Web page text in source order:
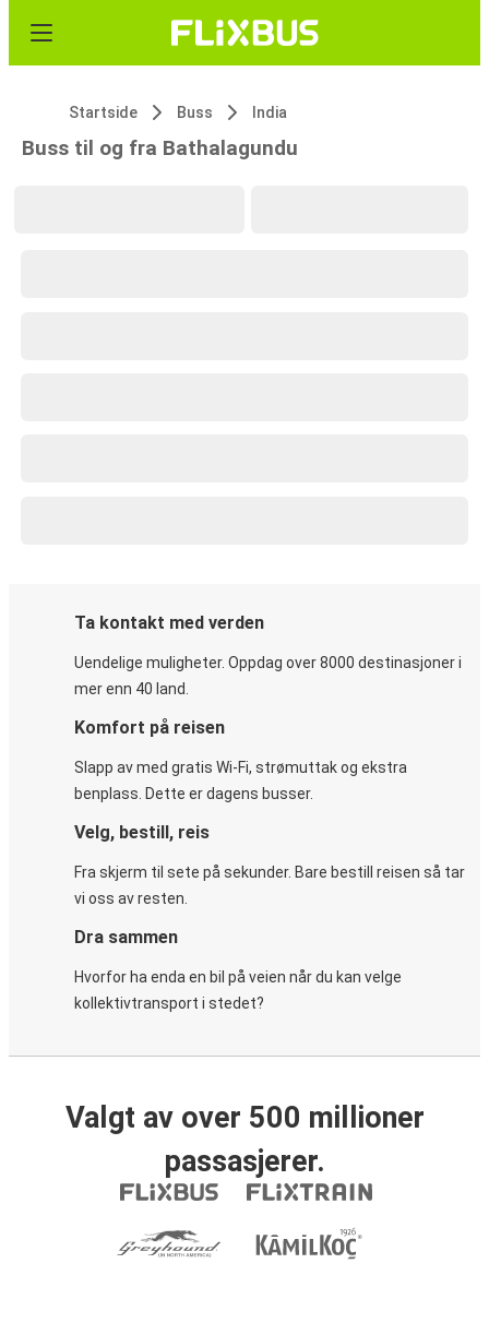
Startside Buss India
Buss til og fra Bathalagundu
Ta kontakt med verden
Uendelige muligheter. Oppdag over 8000 destinasjoner i
mer enn 40 land.
Komfort på reisen
Slapp av med gratis Wi-Fi, strømuttak og ekstra
benplass. Dette er dagens busser.
Velg, bestill, reis
Fra skjerm til sete på sekunder. Bare bestill reisen så tar
vi oss av resten.
Dra sammen
Hvorfor ha enda en bil på veien når du kan velge
kollektivtransport i stedet?
Valgt av over 500 millioner
passasjerer.